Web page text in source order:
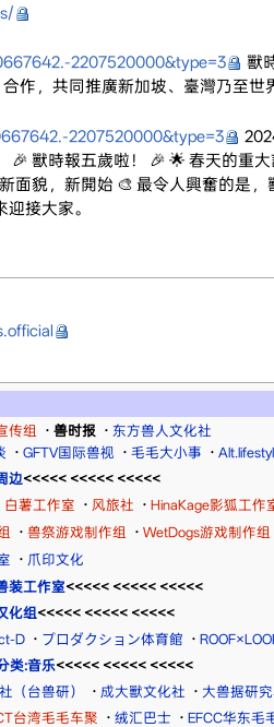
2207520000&type=3
獸
作，共同推廣新加坡、臺灣乃至世
2207520000&type=3
獸時報五歲啦！ 🎉 🌟 春天的重
面貌，新開始 🎨 最令人興奮的是
接大家。
传组 · 兽时报 · 东方兽人文化社
· GFTV国际兽视 · 毛毛大小事 ·
边<<<<< <<<<< <<<<<
白薯工作室 · 风旅社 · HinaKage影狐工作
· 兽祭游戏制作组 · WetDogs游戏制作组
· 爪印文化
装工作室<<<<< <<<<< <<<<<
化组<<<<< <<<<< <<<<<
D · プロダクション体育館 ·
类:音乐<<<<< <<<<< <<<<<
（台兽研） · 成大獸文化社 · 大兽据研
台湾毛毛车聚 · 绒汇巴士 · EFCC华东毛